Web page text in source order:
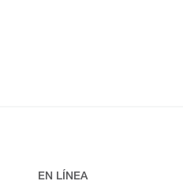
EN LÍNEA